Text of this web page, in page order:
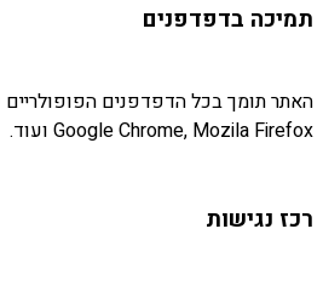
תמיכה בדפדפנים
Google Chrome, Mozila Firefox ועוד.
רכז נגישות